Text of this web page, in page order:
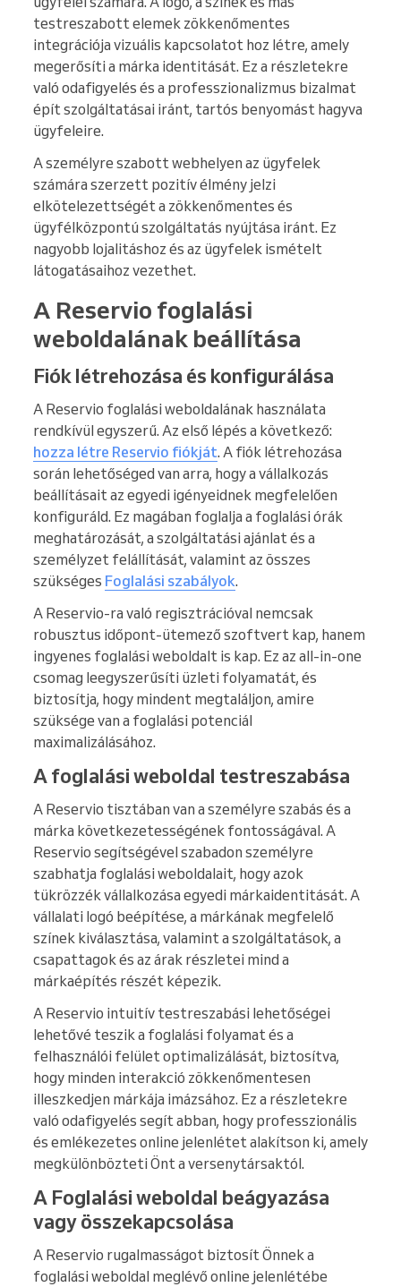
testreszabott elemek zökkenőmentes
integrációja vizuális kapcsolatot hoz létre, amely
megerősíti a márka identitását. Ez a részletekre
való odafigyelés és a professzionalizmus bizalmat
épít szolgáltatásai iránt, tartós benyomást hagyva
ügyfeleire.
A személyre szabott webhelyen az ügyfelek
számára szerzett pozitív élmény jelzi
elkötelezettségét a zökkenőmentes és
ügyfélközpontú szolgáltatás nyújtása iránt. Ez
nagyobb lojalitáshoz és az ügyfelek ismételt
látogatásaihoz vezethet.
A Reservio foglalási
weboldalának beállítása
Fiók létrehozása és konfigurálása
A Reservio foglalási weboldalának használata
rendkívül egyszerű. Az első lépés a következő:
hozza létre Reservio fiókját. A fiók létrehozása
során lehetőséged van arra, hogy a vállalkozás
beállításait az egyedi igényeidnek megfelelően
konfiguráld. Ez magában foglalja a foglalási órák
meghatározását, a szolgáltatási ajánlat és a
személyzet felállítását, valamint az összes
szükséges Foglalási szabályok.
A Reservio-ra való regisztrációval nemcsak
robusztus időpont-ütemező szoftvert kap, hanem
ingyenes foglalási weboldalt is kap. Ez az all-in-one
csomag leegyszerűsíti üzleti folyamatát, és
biztosítja, hogy mindent megtaláljon, amire
szüksége van a foglalási potenciál
maximalizálásához.
A foglalási weboldal testreszabása
A Reservio tisztában van a személyre szabás és a
márka következetességének fontosságával. A
Reservio segítségével szabadon személyre
szabhatja foglalási weboldalait, hogy azok
tükrözzék vállalkozása egyedi márkaidentitását. A
vállalati logó beépítése, a márkának megfelelő
színek kiválasztása, valamint a szolgáltatások, a
csapattagok és az árak részletei mind a
márkaépítés részét képezik.
A Reservio intuitív testreszabási lehetőségei
lehetővé teszik a foglalási folyamat és a
felhasználói felület optimalizálását, biztosítva,
hogy minden interakció zökkenőmentesen
illeszkedjen márkája imázsához. Ez a részletekre
való odafigyelés segít abban, hogy professzionális
és emlékezetes online jelenlétet alakítson ki, amely
megkülönbözteti Önt a versenytársaktól.
A Foglalási weboldal beágyazása
vagy összekapcsolása
A Reservio rugalmasságot biztosít Önnek a
foglalási weboldal meglévő online jelenlétébe